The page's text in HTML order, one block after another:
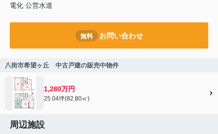
電化 公営水道
無料 お問い合わせ
八街市希望ヶ丘 中古戸建の販売中物件
1,280万円
25.04坪(82.80㎡)
周辺施設